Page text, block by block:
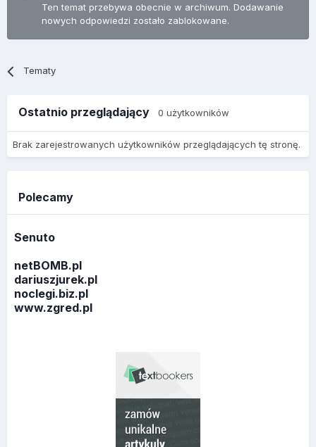
Ten temat przebywa obecnie w archiwum. Dodawanie
nowych odpowiedzi zostało zablokowane.
Tematy
Ostatnio przeglądający 0 użytkowników
Brak zarejestrowanych użytkowników przeglądających tę stronę.
Polecamy
Senuto
netBOMB.pl
dariuszjurek.pl
noclegi.biz.pl
www.zgred.pl